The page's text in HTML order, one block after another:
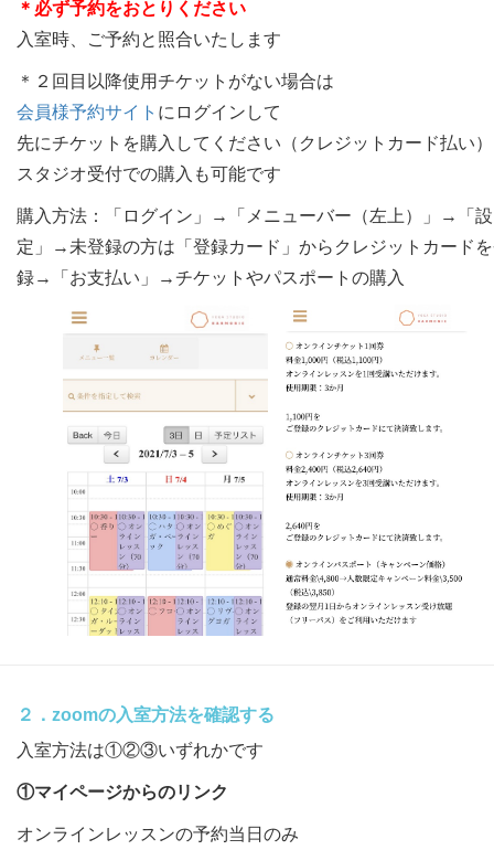
＊必ず予約をおとりください
入室時、ご予約と照合いたします
＊２回目以降使用チケットがない場合は
会員様予約サイト にログインして
先にチケットを購入してください（クレジットカード払い）
スタジオ受付での購入も可能です
購入方法：「ログイン」→「メニューバー（左上）」→「設
定」→未登録の方は「登録カード」からクレジットカード
録→「お支払い」→チケットやパスポートの購入
２．zoomの入室方法を確認する
入室方法は①②③いずれかです
①マイページからのリンク
オンラインレッスンの予約当日のみ